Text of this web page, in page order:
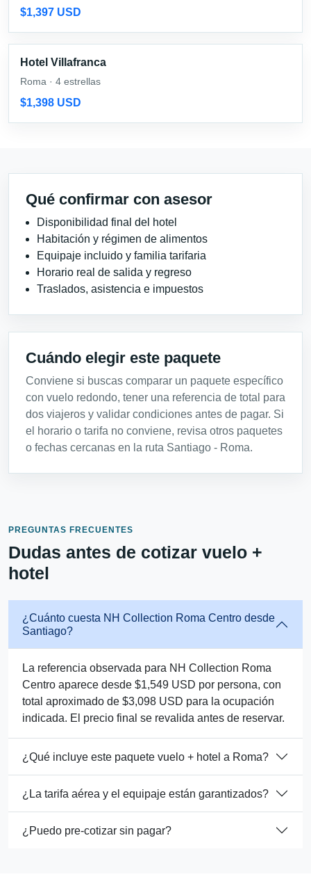
$1,397 USD
Hotel Villafranca
Roma · 4 estrellas
$1,398 USD
Qué confirmar con asesor
Disponibilidad final del hotel
Habitación y régimen de alimentos
Equipaje incluido y familia tarifaria
Horario real de salida y regreso
Traslados, asistencia e impuestos
Cuándo elegir este paquete
Conviene si buscas comparar un paquete específico
con vuelo redondo, tener una referencia de total para
dos viajeros y validar condiciones antes de pagar. Si
el horario o tarifa no conviene, revisa otros paquetes
o fechas cercanas en la ruta Santiago - Roma.
PREGUNTAS FRECUENTES
Dudas antes de cotizar vuelo +
hotel
¿Cuánto cuesta NH Collection Roma Centro desde
Santiago?
La referencia observada para NH Collection Roma
Centro aparece desde $1,549 USD por persona, con
total aproximado de $3,098 USD para la ocupación
indicada. El precio final se revalida antes de reservar.
¿Qué incluye este paquete vuelo + hotel a Roma?
¿La tarifa aérea y el equipaje están garantizados?
¿Puedo pre-cotizar sin pagar?